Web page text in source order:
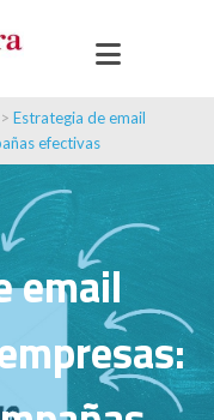
Estrategia de email
efectivas
email